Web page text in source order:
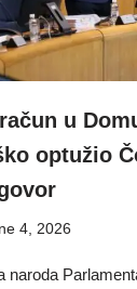
u
optužio
4, 2026
naroda